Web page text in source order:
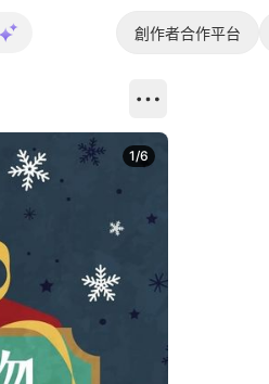
創作者合作平台
1/6